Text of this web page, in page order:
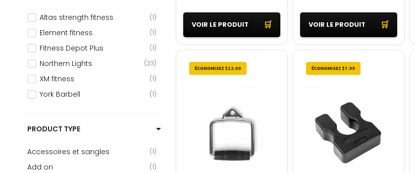
Fitness Dépôt Plus 23
FORCE ET CONDITIONNEMENT 14
Multi station commercial 1
MULTI-SATIONS 1
Multi-Stations appareils pour
exercices de musculation
4
Smith complète
Smith machine complète
commercial
1
Altas strength fitness 1
Element fitness 1
Fitness Depot Plus 1
Northern Lights 23
XM fitness 1
York Barbell 1
PRODUCT TYPE
Accessoires et sangles 1
Add on 1
VOIR LE PRODUIT 🛒 VOIR LE PRODUIT 🛒
ÉCONOMISEZ $12.00 ÉCONOMISEZ $7.99